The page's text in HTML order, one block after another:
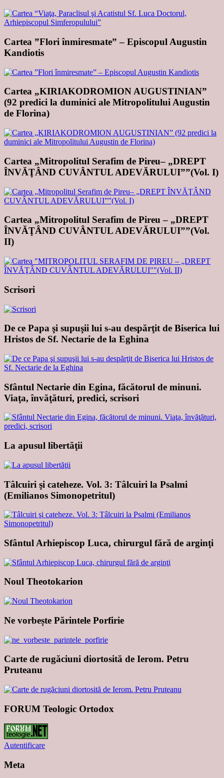
Cartea ”Flori înmiresmate” – Episcopul Augustin
Kandiotis
Cartea „KIRIAKODROMION AUGUSTINIAN”
(92 predici la duminici ale Mitropolitului Augustin
de Florina)
Cartea „Mitropolitul Serafim de Pireu– „DREPT
ÎNVĂŢÂND CUVÂNTUL ADEVĂRULUI””(Vol. I)
Cartea „Mitropolitul Serafim de Pireu – „DREPT
ÎNVĂŢÂND CUVÂNTUL ADEVĂRULUI””(Vol.
II)
Scrisori
De ce Papa şi supuşii lui s-au despărţit de Biserica lui
Hristos de Sf. Nectarie de la Eghina
Sfântul Nectarie din Egina, făcătorul de minuni.
Viaţa, învăţături, predici, scrisori
La apusul libertăţii
Tâlcuiri şi cateheze. Vol. 3: Tâlcuiri la Psalmi
(Emilianos Simonopetritul)
Sfântul Arhiepiscop Luca, chirurgul fără de arginţi
Noul Theotokarion
Ne vorbește Părintele Porfirie
Carte de rugăciuni diortosită de Ierom. Petru
Pruteanu
FORUM Teologic Ortodox
Autentificare
Meta